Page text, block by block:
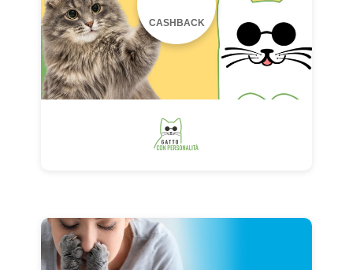
CASHBACK